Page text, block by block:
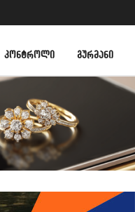
ᲙᲝᲜᲢᲠᲝᲚᲘ ᲒᲣᲠᲛᲐᲜᲘ